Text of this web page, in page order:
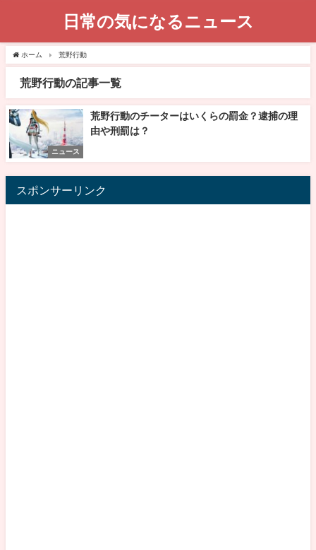
日常の気になるニュース
ホーム 荒野行動
荒野行動の記事一覧
ニュース
荒野行動のチーターはいくらの罰金？逮捕の理
由や刑罰は？
スポンサーリンク